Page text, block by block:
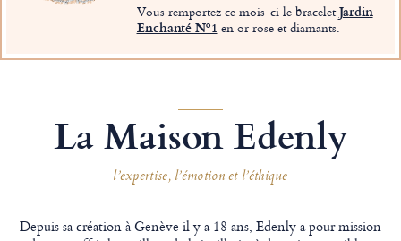
Vous remportez ce mois-ci le braceletJardin
Enchanté Nº1 en or rose et diamants.
La Maison Edenly
l’expertise, l’émotion et l’éthique
Depuis sa création à Genève il y a 18 ans, Edenly a pour mission